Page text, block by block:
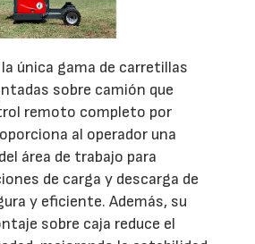
la única gama de carretillas
sobre camión que
remoto completo por
al operador una
área de trabajo para
de carga y descarga de
y eficiente. Además, su
sobre caja reduce el